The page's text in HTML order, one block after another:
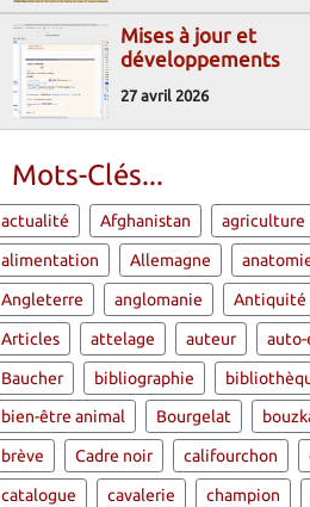
Mises à jour et
développements
27 avril 2026
Mots-Clés...
actualité Afghanistan agriculture
alimentation Allemagne
Angleterre anglomanie Antiquité
Articles attelage auteur
Baucher bibliographie
bien-être animal Bourgelat
brève Cadre noir califourchon
catalogue cavalerie champion